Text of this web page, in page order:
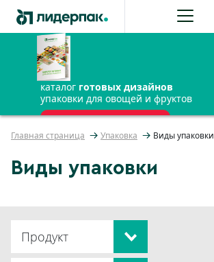
каталог готовых дизайнов
упаковки для овощей и фруктов
ПОЛУЧИТЬ БЕСПЛАТНО
Главная страница Упаковка Виды упаковки
Виды упаковки
Продукт